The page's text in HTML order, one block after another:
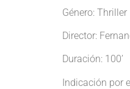
Género: Thriller
Director:
Duración: 100’
Indicación por